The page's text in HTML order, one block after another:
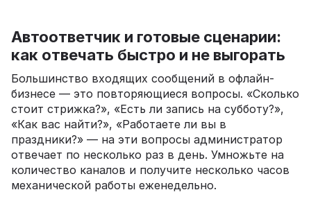
Автоответчик и готовые сценарии:
как отвечать быстро и не выгорать
Большинство входящих сообщений в офлайн-
бизнесе — это повторяющиеся вопросы. «Сколько
стоит стрижка?», «Есть ли запись на субботу?»,
«Как вас найти?», «Работаете ли вы в
праздники?» — на эти вопросы администратор
отвечает по несколько раз в день. Умножьте на
количество каналов и получите несколько часов
механической работы еженедельно.